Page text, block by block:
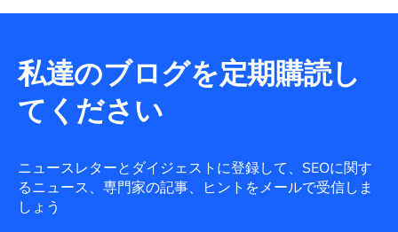
私達のブログを定期購読し
てください
ニュースレターとダイジェストに登録して、SEOに関す
るニュース、専門家の記事、ヒントをメールで受信しま
しょう